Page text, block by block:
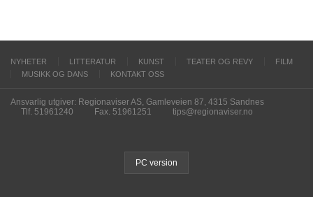
NYHETER LITTERATUR KUNST TEATER OG REVY
FILM
MUSIKK OG DANS
KONTAKT OSS
Ansvarlig utgiver: Regionaviser AS, Gamleveien 87, 4315 Sandnes
Tlf. 51961240
Fax. 51961251 tips@regionaviser.no
PC version